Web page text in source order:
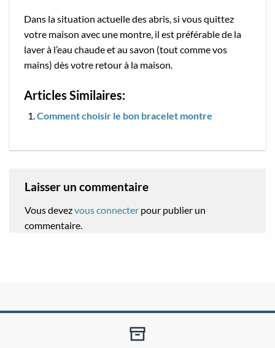
Dans la situation actuelle des abris, si vous quittez
votre maison avec une montre, il est préférable de la
laver à l’eau chaude et au savon (tout comme vos
mains) dès votre retour à la maison.
Articles Similaires:
Comment choisir le bon bracelet montre
Laisser un commentaire
Vous devezvous connecter pour publier un
commentaire.